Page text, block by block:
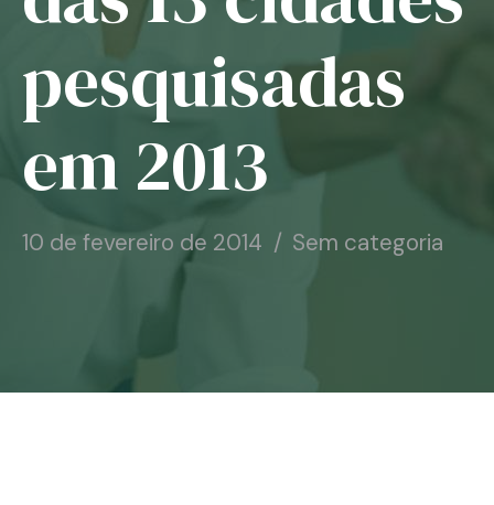
Notícias
Associe-se
pesquisadas
em 2013
10 de fevereiro de 2014 Sem categoria